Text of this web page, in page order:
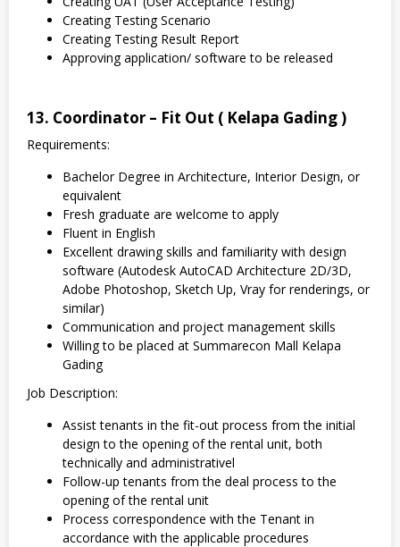
Creating Testing Scenario
Creating Testing Result Report
Approving application/ software to be released
13. Coordinator – Fit Out ( Kelapa Gading )
Requirements:
Bachelor Degree in Architecture, Interior Design, or
equivalent
Fresh graduate are welcome to apply
Fluent in English
Excellent drawing skills and familiarity with design
software (Autodesk AutoCAD Architecture 2D/3D,
Adobe Photoshop, Sketch Up, Vray for renderings, or
similar)
Communication and project management skills
Willing to be placed at Summarecon Mall Kelapa
Gading
Job Description:
Assist tenants in the fit-out process from the initial
design to the opening of the rental unit, both
technically and administrativel
Follow-up tenants from the deal process to the
opening of the rental unit
Process correspondence with the Tenant in
accordance with the applicable procedures